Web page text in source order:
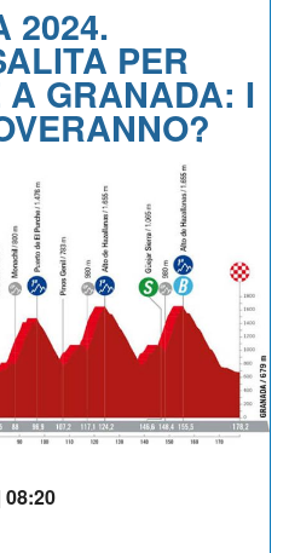
2024.
PER
A GRANADA: I
08:20